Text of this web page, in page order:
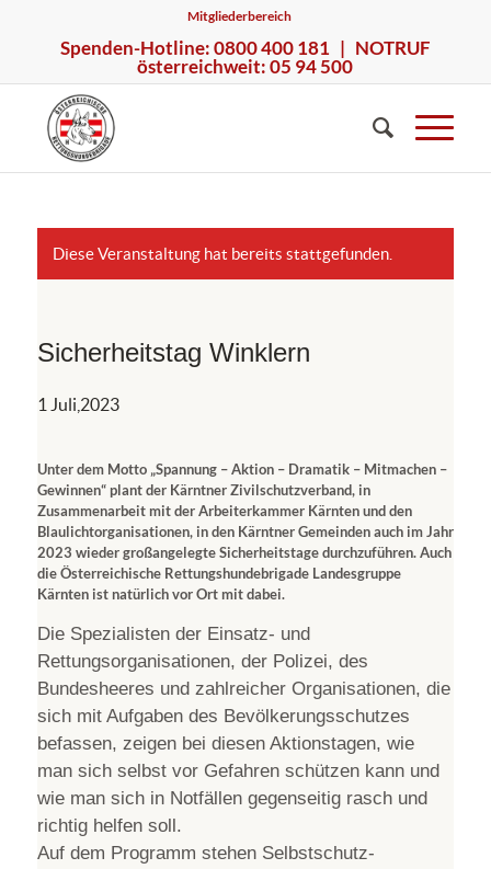
Mitgliederbereich
Spenden-Hotline: 0800 400 181 | NOTRUF
österreichweit: 05 94 500
Diese Veranstaltung hat bereits stattgefunden.
Sicherheitstag Winklern
1 Juli,2023
Unter dem Motto „Spannung – Aktion – Dramatik – Mitmachen –
Gewinnen“ plant der Kärntner Zivilschutzverband, in
Zusammenarbeit mit der Arbeiterkammer Kärnten und den
Blaulichtorganisationen, in den Kärntner Gemeinden auch im Jahr
2023 wieder großangelegte Sicherheitstage durchzuführen. Auch
die Österreichische Rettungshundebrigade Landesgruppe
Kärnten ist natürlich vor Ort mit dabei.
Die Spezialisten der Einsatz- und
Rettungsorganisationen, der Polizei, des
Bundesheeres und zahlreicher Organisationen, die
sich mit Aufgaben des Bevölkerungsschutzes
befassen, zeigen bei diesen Aktionstagen, wie
man sich selbst vor Gefahren schützen kann und
wie man sich in Notfällen gegenseitig rasch und
richtig helfen soll.
Auf dem Programm stehen Selbstschutz-